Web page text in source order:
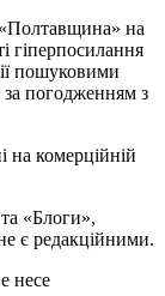
«Полтавщина» на
гіперпосилання
пошуковими
погодженням з
на комерційній
«Блоги»,
є редакційними.
несе